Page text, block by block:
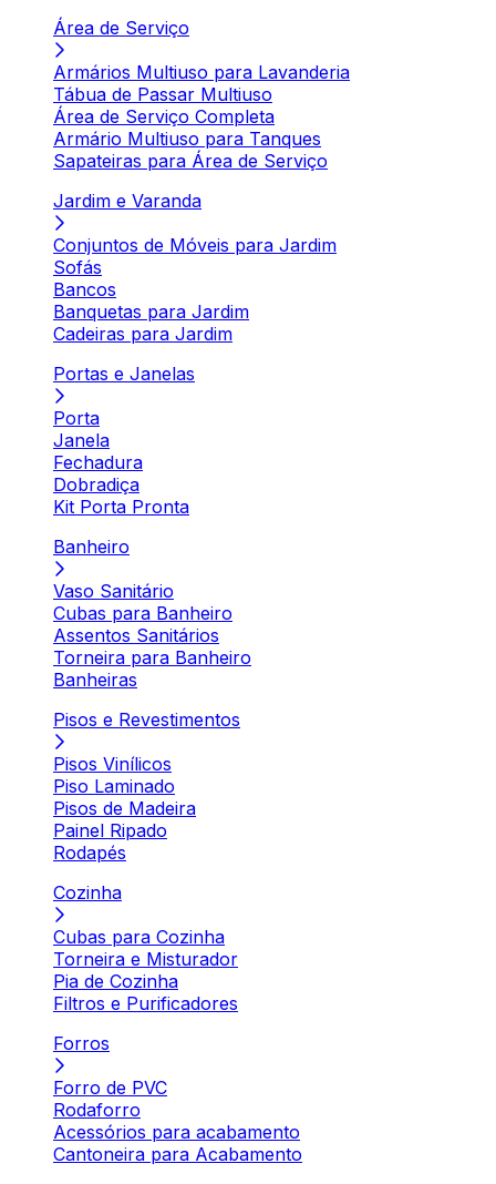
Área de Serviço
Armários Multiuso para Lavanderia
Tábua de Passar Multiuso
Área de Serviço Completa
Armário Multiuso para Tanques
Sapateiras para Área de Serviço
Jardim e Varanda
Conjuntos de Móveis para Jardim
Sofás
Bancos
Banquetas para Jardim
Cadeiras para Jardim
Portas e Janelas
Porta
Janela
Fechadura
Dobradiça
Kit Porta Pronta
Banheiro
Vaso Sanitário
Cubas para Banheiro
Assentos Sanitários
Torneira para Banheiro
Banheiras
Pisos e Revestimentos
Pisos Vinílicos
Piso Laminado
Pisos de Madeira
Painel Ripado
Rodapés
Cozinha
Cubas para Cozinha
Torneira e Misturador
Pia de Cozinha
Filtros e Purificadores
Forros
Forro de PVC
Rodaforro
Acessórios para acabamento
Cantoneira para Acabamento